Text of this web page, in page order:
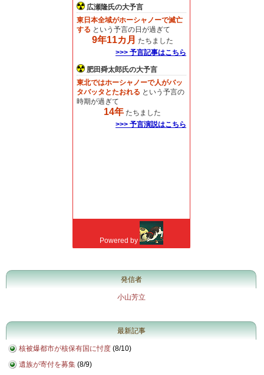
発信者
小山芳立
最新記事
核被爆都市が核保有国に忖度 (8/10)
遺族が寄付を募集 (8/9)